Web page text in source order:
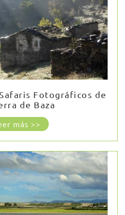
Fotográficos de
de Baza
más >>